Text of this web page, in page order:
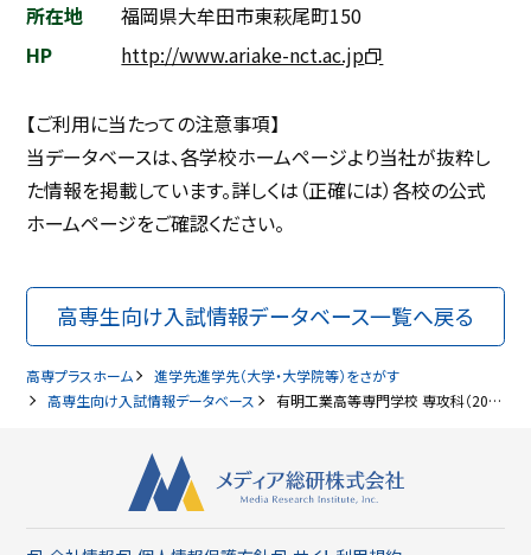
所在地
福岡県大牟田市東萩尾町150
HP
http://www.ariake-nct.ac.jp
【ご利用に当たっての注意事項】
当データベースは、各学校ホームページより当社が抜粋し
た情報を掲載しています。詳しくは（正確には）各校の公式
ホームページをご確認ください。
高専生向け入試情報データベース一覧へ戻る
高専プラスホーム
進学先進学先（大学・大学院等）をさがす
高専生向け入試情報データベース
有明工業高等専門学校 専攻科（2027年卒対象）高専生向け入試情報